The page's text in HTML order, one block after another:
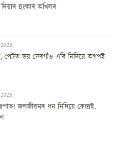
হুংকাৰ অখিলৰ
পেটত ভয় দেৰগাঁও এৰি নিদিয়ে অগপই
জলজীৱনৰ ধন নিদিয়ে কেন্দ্ৰই,